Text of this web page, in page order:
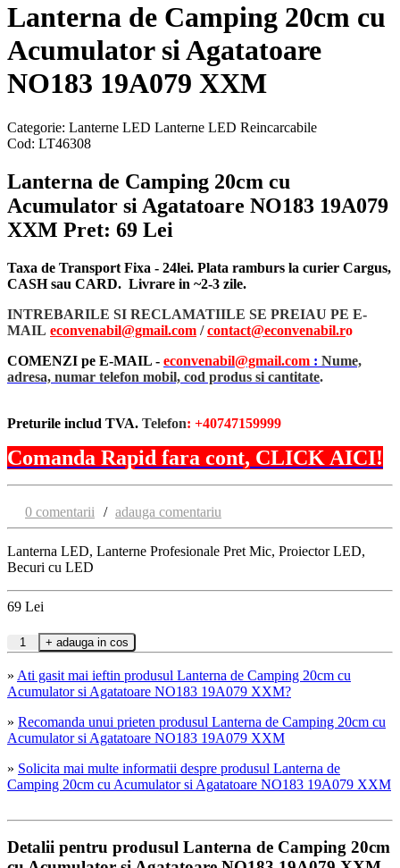
Lanterna de Camping 20cm cu
Acumulator si Agatatoare
NO183 19A079 XXM
Categorie: Lanterne LED Lanterne LED Reincarcabile
Cod: LT46308
Lanterna de Camping 20cm cu
Acumulator si Agatatoare NO183 19A079
XXM Pret: 69 Lei
Taxa de Transport Fixa - 24lei. Plata ramburs la curier Cargus,
CASH sau CARD. Livrare in ~2-3 zile.
INTREBARILE SI RECLAMATIILE SE PREIAU PE E-
MAIL econvenabil@gmail.com /contact@econvenabil.ro
COMENZI pe E-MAIL - econvenabil@gmail.com : Nume,
adresa, numar telefon mobil, cod produs si cantitate.
Preturile includ TVA. Telefon: +40747159999
Comanda Rapid fara cont, CLICK AICI!
0 comentarii / adauga comentariu
Lanterna LED, Lanterne Profesionale Pret Mic, Proiector LED,
Becuri cu LED
69 Lei
» Ati gasit mai ieftin produsul Lanterna de Camping 20cm cu
Acumulator si Agatatoare NO183 19A079 XXM?
» Recomanda unui prieten produsul Lanterna de Camping 20cm cu
Acumulator si Agatatoare NO183 19A079 XXM
» Solicita mai multe informatii despre produsul Lanterna de
Camping 20cm cu Acumulator si Agatatoare NO183 19A079 XXM
Detalii pentru produsul Lanterna de Camping 20cm